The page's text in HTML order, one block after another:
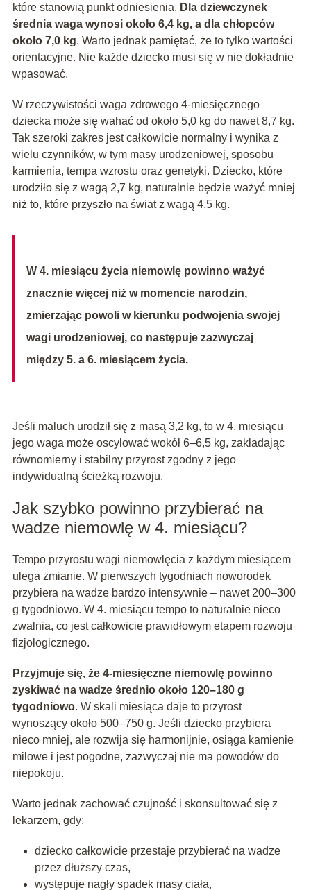
które stanowią punkt odniesienia. Dla dziewczynek
średnia waga wynosi około 6,4 kg, a dla chłopców
około 7,0 kg. Warto jednak pamiętać, że to tylko wartości
orientacyjne. Nie każde dziecko musi się w nie dokładnie
wpasować.
W rzeczywistości waga zdrowego 4-miesięcznego
dziecka może się wahać od około 5,0 kg do nawet 8,7 kg.
Tak szeroki zakres jest całkowicie normalny i wynika z
wielu czynników, w tym masy urodzeniowej, sposobu
karmienia, tempa wzrostu oraz genetyki. Dziecko, które
urodziło się z wagą 2,7 kg, naturalnie będzie ważyć mniej
niż to, które przyszło na świat z wagą 4,5 kg.
W 4. miesiącu życia niemowlę powinno ważyć
znacznie więcej niż w momencie narodzin,
zmierzając powoli w kierunku podwojenia swojej
wagi urodzeniowej, co następuje zazwyczaj
między 5. a 6. miesiącem życia.
Jeśli maluch urodził się z masą 3,2 kg, to w 4. miesiącu
jego waga może oscylować wokół 6–6,5 kg, zakładając
równomierny i stabilny przyrost zgodny z jego
indywidualną ścieżką rozwoju.
Jak szybko powinno przybierać na
wadze niemowlę w 4. miesiącu?
Tempo przyrostu wagi niemowlęcia z każdym miesiącem
ulega zmianie. W pierwszych tygodniach noworodek
przybiera na wadze bardzo intensywnie – nawet 200–300
g tygodniowo. W 4. miesiącu tempo to naturalnie nieco
zwalnia, co jest całkowicie prawidłowym etapem rozwoju
fizjologicznego.
Przyjmuje się, że 4-miesięczne niemowlę powinno
zyskiwać na wadze średnio około 120–180 g
tygodniowo. W skali miesiąca daje to przyrost
wynoszący około 500–750 g. Jeśli dziecko przybiera
nieco mniej, ale rozwija się harmonijnie, osiąga kamienie
milowe i jest pogodne, zazwyczaj nie ma powodów do
niepokoju.
Warto jednak zachować czujność i skonsultować się z
lekarzem, gdy:
dziecko całkowicie przestaje przybierać na wadze
przez dłuższy czas,
występuje nagły spadek masy ciała,